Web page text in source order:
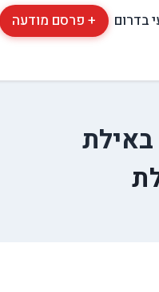
בדרום + פרסם מודעה